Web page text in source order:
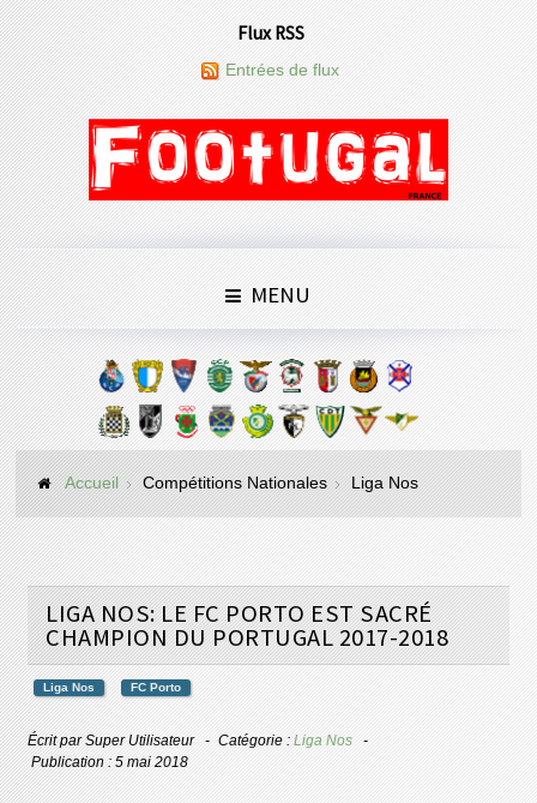
Flux RSS
Entrées de flux
MENU
Accueil Compétitions Nationales Liga Nos
LIGA NOS: LE FC PORTO EST SACRÉ
CHAMPION DU PORTUGAL 2017-2018
Liga Nos FC Porto
Écrit parSuper Utilisateur Catégorie :Liga Nos
Publication : 5 mai 2018